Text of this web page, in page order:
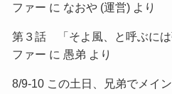
ファー に なおや (運営)より
第３話 「そよ風、と呼ぶに
ファー に 愚弟 より
8/9-10 この土日、兄弟でメイ